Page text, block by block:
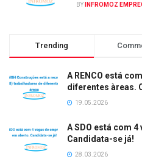
BY INFROMOZ
Trending
A RENCO está
diferentes àreas.
19.05.2026
A SDO está com
Candidata-se já!
28.03.2026